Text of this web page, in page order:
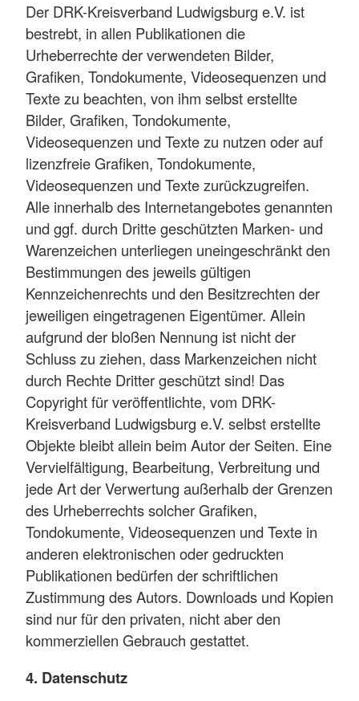
Der DRK-Kreisverband Ludwigsburg e.V. ist
bestrebt, in allen Publikationen die
Urheberrechte der verwendeten Bilder,
Grafiken, Tondokumente, Videosequenzen und
Texte zu beachten, von ihm selbst erstellte
Bilder, Grafiken, Tondokumente,
Videosequenzen und Texte zu nutzen oder auf
lizenzfreie Grafiken, Tondokumente,
Videosequenzen und Texte zurückzugreifen.
Alle innerhalb des Internetangebotes genannten
und ggf. durch Dritte geschützten Marken- und
Warenzeichen unterliegen uneingeschränkt den
Bestimmungen des jeweils gültigen
Kennzeichenrechts und den Besitzrechten der
jeweiligen eingetragenen Eigentümer. Allein
aufgrund der bloßen Nennung ist nicht der
Schluss zu ziehen, dass Markenzeichen nicht
durch Rechte Dritter geschützt sind! Das
Copyright für veröffentlichte, vom DRK-
Kreisverband Ludwigsburg e.V. selbst erstellte
Objekte bleibt allein beim Autor der Seiten. Eine
Vervielfältigung, Bearbeitung, Verbreitung und
jede Art der Verwertung außerhalb der Grenzen
des Urheberrechts solcher Grafiken,
Tondokumente, Videosequenzen und Texte in
anderen elektronischen oder gedruckten
Publikationen bedürfen der schriftlichen
Zustimmung des Autors. Downloads und Kopien
sind nur für den privaten, nicht aber den
kommerziellen Gebrauch gestattet.
4. Datenschutz